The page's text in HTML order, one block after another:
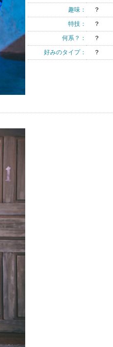
趣味：
？
特技：
？
何系？：
？
好みのタイプ：
？